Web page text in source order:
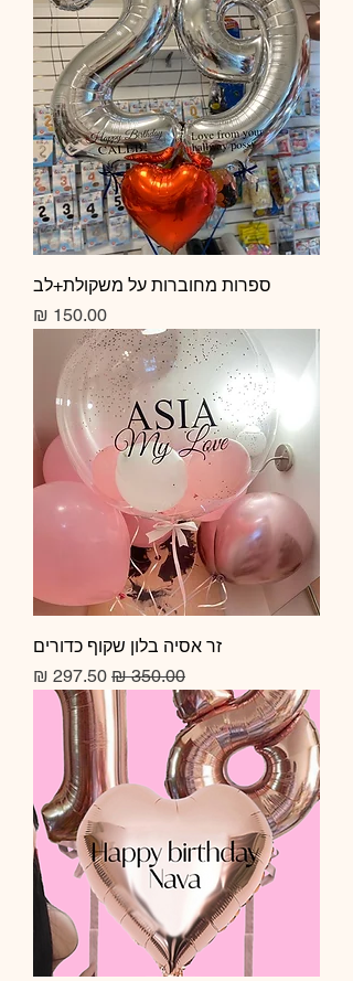
ספרות מחוברות על משקולת+לב
מחיר
זר אסיה בלון שקוף כדורים
מחיר רגיל מחיר מבצע